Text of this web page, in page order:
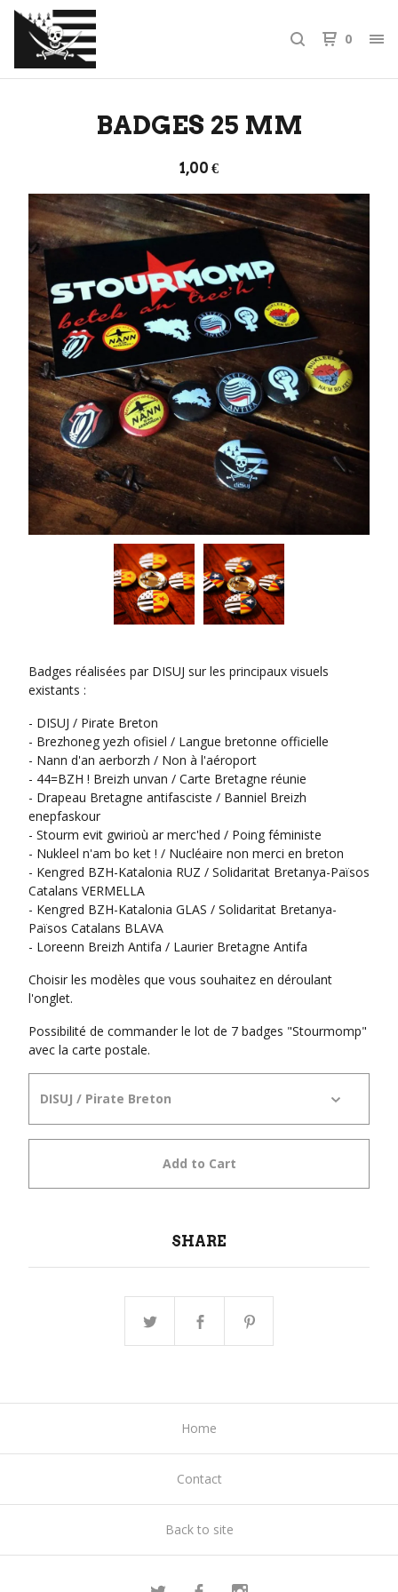
0
BADGES 25 MM
1,00 €
Badges réalisées par DISUJ sur les principaux visuels
existants :
- DISUJ / Pirate Breton
- Brezhoneg yezh ofisiel / Langue bretonne officielle
- Nann d'an aerborzh / Non à l'aéroport
- 44=BZH ! Breizh unvan / Carte Bretagne réunie
- Drapeau Bretagne antifasciste / Banniel Breizh
enepfaskour
- Stourm evit gwirioù ar merc'hed / Poing féministe
- Nukleel n'am bo ket ! / Nucléaire non merci en breton
- Kengred BZH-Katalonia RUZ / Solidaritat Bretanya-Països
Catalans VERMELLA
- Kengred BZH-Katalonia GLAS / Solidaritat Bretanya-
Països Catalans BLAVA
- Loreenn Breizh Antifa / Laurier Bretagne Antifa
Choisir les modèles que vous souhaitez en déroulant
l'onglet.
Possibilité de commander le lot de 7 badges "Stourmomp"
avec la carte postale.
Add to Cart
SHARE
Home
Contact
Back to site